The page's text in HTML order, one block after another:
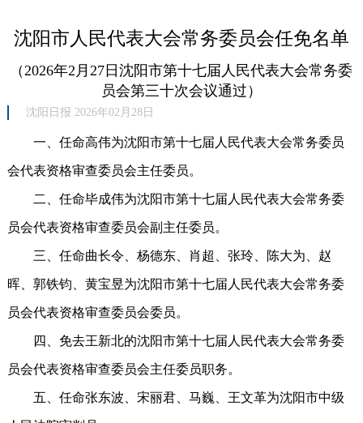
沈阳市人民代表大会常务委员会任免名单
（2026年2月27日沈阳市第十七届人民代表大会常务委
员会第三十次会议通过）
沈阳日报 2026年02月28日
一、任命高伟为沈阳市第十七届人民代表大会常务委员
会代表资格审查委员会主任委员。
二、任命毕成伟为沈阳市第十七届人民代表大会常务委
员会代表资格审查委员会副主任委员。
三、任命曲长令、杨德东、肖超、张玲、陈大为、赵
晖、郭铁钧、黄宝昱为沈阳市第十七届人民代表大会常务委
员会代表资格审查委员会委员。
四、免去王新北的沈阳市第十七届人民代表大会常务委
员会代表资格审查委员会主任委员职务。
五、任命张东波、宋丽君、马巍、王文革为沈阳市中级